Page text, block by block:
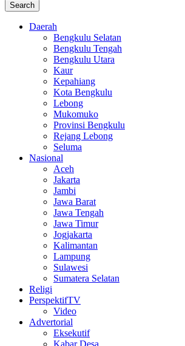
Search
Daerah
Bengkulu Selatan
Bengkulu Tengah
Bengkulu Utara
Kaur
Kepahiang
Kota Bengkulu
Lebong
Mukomuko
Provinsi Bengkulu
Rejang Lebong
Seluma
Nasional
Aceh
Jakarta
Jambi
Jawa Barat
Jawa Tengah
Jawa Timur
Jogjakarta
Kalimantan
Lampung
Sulawesi
Sumatera Selatan
Religi
PerspektifTV
Video
Advertorial
Eksekutif
Kabar Desa